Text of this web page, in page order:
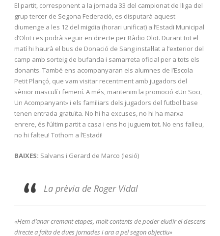
El partit, corresponent a la jornada 33 del campionat de lliga del
grup tercer de Segona Federació, es disputarà aquest
diumenge a les 12 del migdia (horari unificat) a l’Estadi Municipal
d’Olot i es podrà seguir en directe per Ràdio Olot. Durant tot el
matí hi haurà el bus de Donació de Sang instal·lat a l’exterior del
camp amb sorteig de bufanda i samarreta oficial per a tots els
donants. També ens acompanyaran els alumnes de l’Escola
Petit Plançó, que vam visitar recentment amb jugadors del
sènior masculí i femení. A més, mantenim la promoció «Un Soci,
Un Acompanyant» i els familiars dels jugadors del futbol base
tenen entrada gratuïta. No hi ha excuses, no hi ha marxa
enrere, és l’últim partit a casa i ens ho juguem tot. No ens falleu,
no hi falteu! Tothom a l’Estadi!
BAIXES: Salvans i Gerard de Marco (lesió)
La prèvia de Roger Vidal
«Hem d’anar cremant etapes, molt contents de poder eludir el descens
directe a falta de dues jornades i ara a pel segon objectiu»